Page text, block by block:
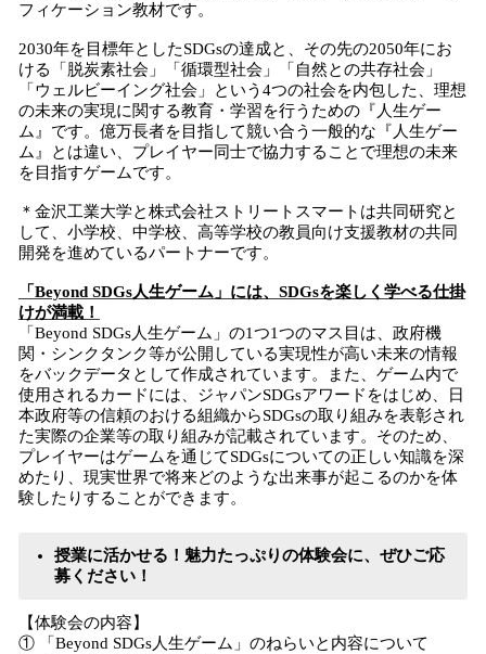
フィケーション教材です。
2030年を目標年としたSDGsの達成と、その先の2050年にお
ける「脱炭素社会」「循環型社会」「自然との共存社会」
「ウェルビーイング社会」という4つの社会を内包した、理想
の未来の実現に関する教育・学習を行うための『人生ゲー
ム』です。億万長者を目指して競い合う一般的な『人生ゲー
ム』とは違い、プレイヤー同士で協力することで理想の未来
を目指すゲームです。
＊金沢工業大学と株式会社ストリートスマートは共同研究と
して、小学校、中学校、高等学校の教員向け支援教材の共同
開発を進めているパートナーです。
「Beyond SDGs人生ゲーム」には、SDGsを楽しく学べる仕掛
けが満載！
「Beyond SDGs人生ゲーム」の1つ1つのマス目は、政府機
関・シンクタンク等が公開している実現性が高い未来の情報
をバックデータとして作成されています。また、ゲーム内で
使用されるカードには、ジャパンSDGsアワードをはじめ、日
本政府等の信頼のおける組織からSDGsの取り組みを表彰され
た実際の企業等の取り組みが記載されています。そのため、
プレイヤーはゲームを通じてSDGsについての正しい知識を深
めたり、現実世界で将来どのような出来事が起こるのかを体
験したりすることができます。
授業に活かせる！魅力たっぷりの体験会に、ぜひご応
募ください！
【体験会の内容】
① 「Beyond SDGs人生ゲーム」のねらいと内容について